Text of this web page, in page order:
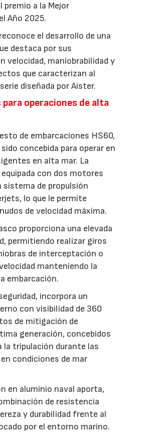
premio a la Mejor
Año 2025.
el desarrollo de una
destaca por sus
velocidad, maniobrabilidad y
que caracterizan al
diseñada por Aister.
operaciones de alta
de embarcaciones HS60,
sido concebida para operar en
en alta mar. La
con dos motores
sistema de propulsión
lo que le permite
de velocidad máxima.
proporciona una elevada
permitiendo realizar giros
de interceptación o
manteniendo la
embarcación.
incorpora un
con visibilidad de 360
de mitigación de
generación, concebidos
la tripulación durante las
condiciones de mar
en aluminio naval aporta,
de resistencia
y durabilidad frente al
por el entorno marino.